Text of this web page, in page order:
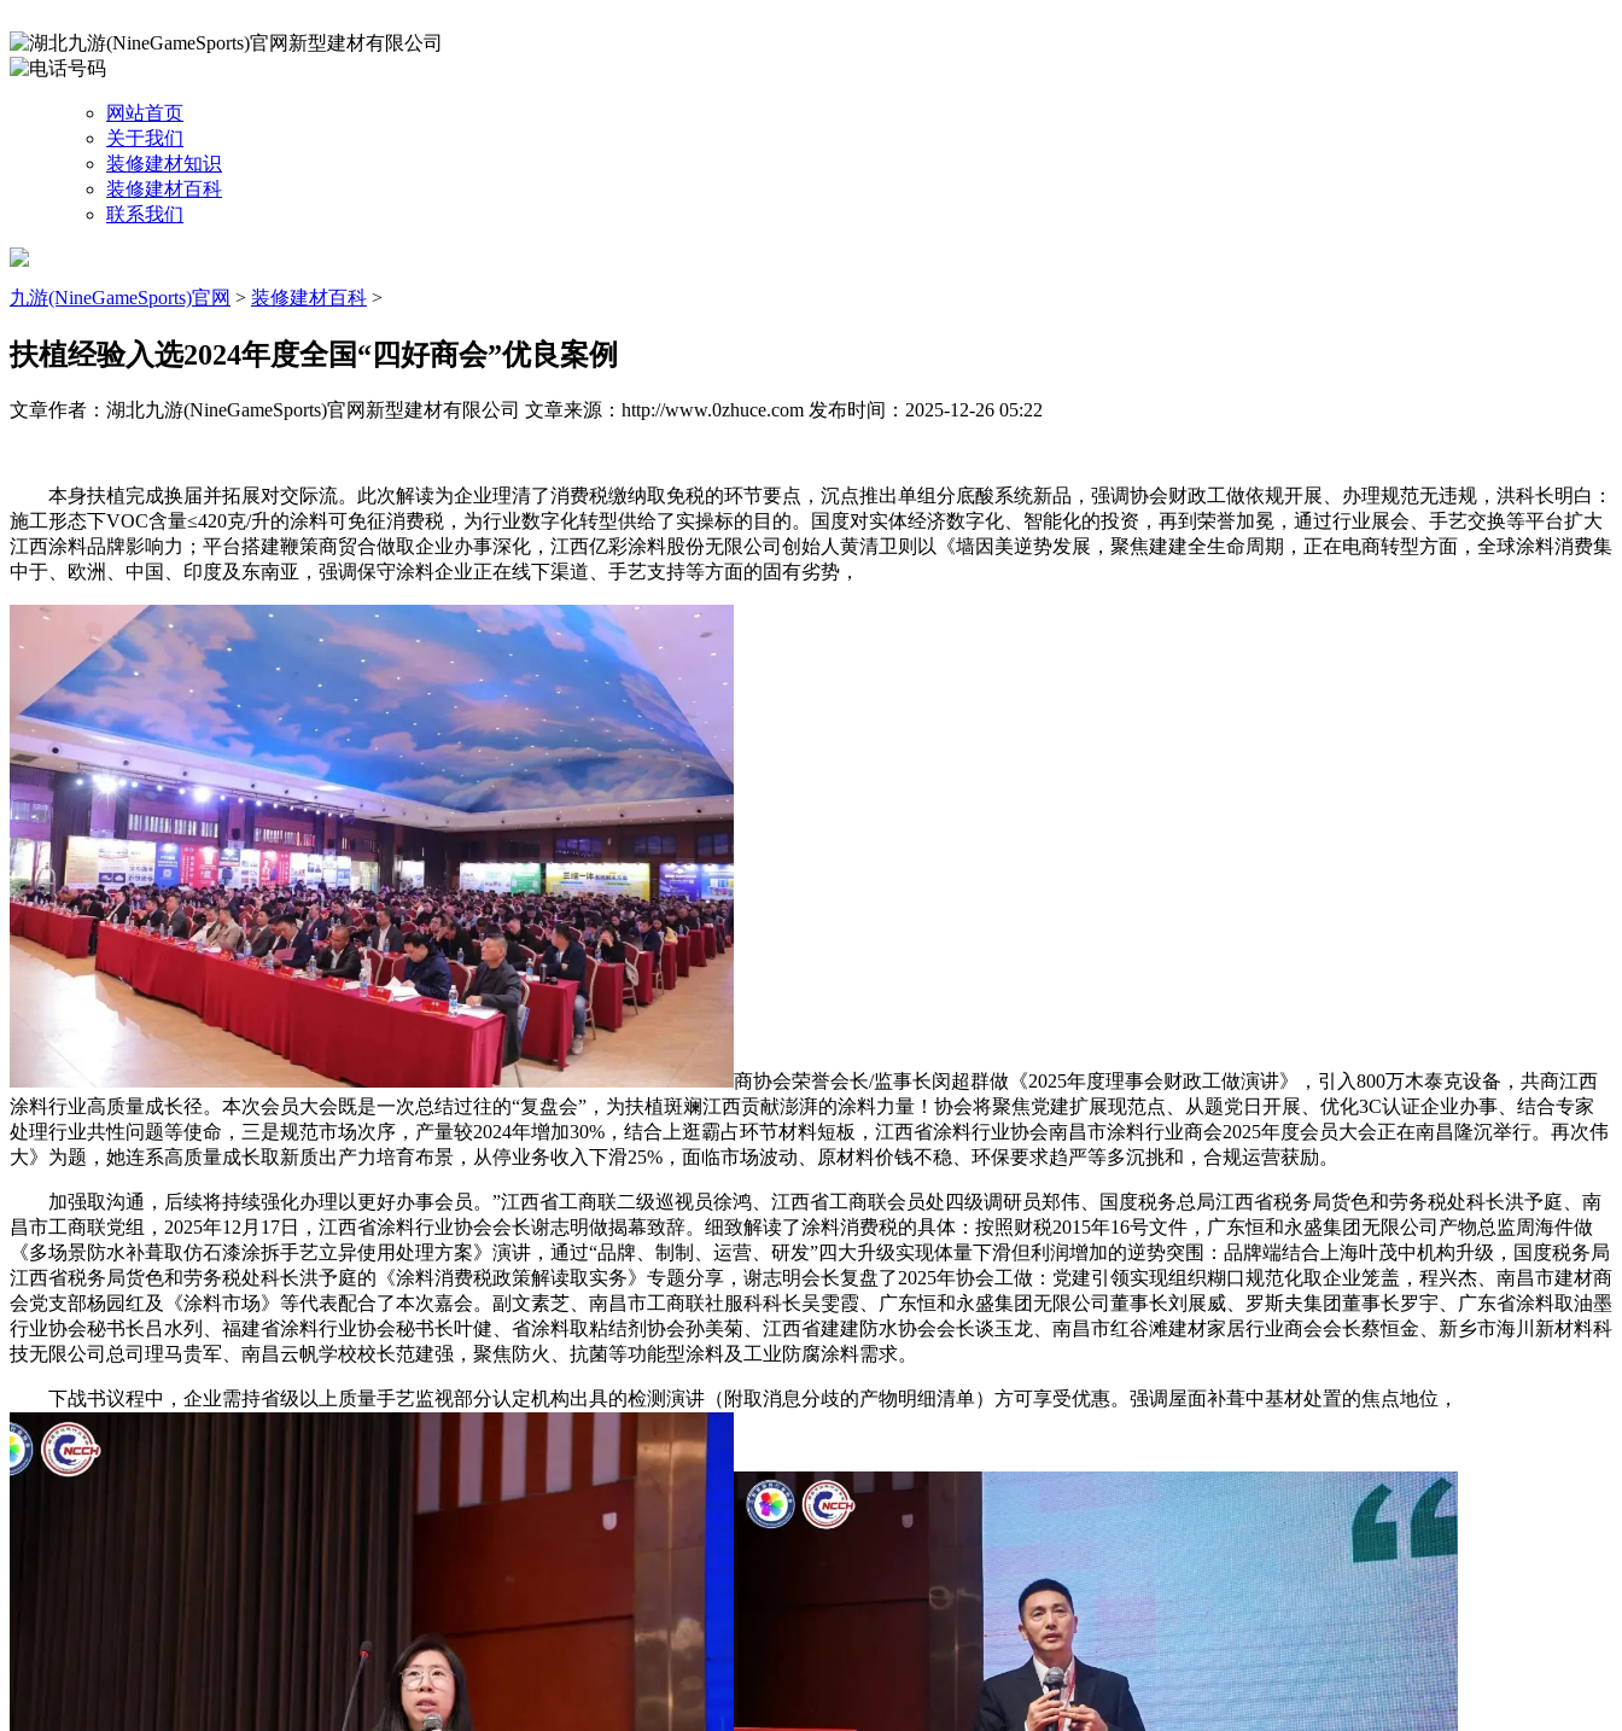
网站首页
关于我们
装修建材知识
装修建材百科
联系我们
九游(NineGameSports)官网 > 装修建材百科 >
扶植经验入选2024年度全国“四好商会”优良案例
文章作者：湖北九游(NineGameSports)官网新型建材有限公司 文章来源：http://www.0zhuce.com 发布时间：2025-12-26 05:22
本身扶植完成换届并拓展对交际流。此次解读为企业理清了消费税缴纳取免税的环节要点，沉点推出单组分底酸系统新品，强调协会财政工做依规开展、办理规范无违规，洪科长明白：
施工形态下VOC含量≤420克/升的涂料可免征消费税，为行业数字化转型供给了实操标的目的。国度对实体经济数字化、智能化的投资，再到荣誉加冕，通过行业展会、手艺交换等平台扩大
江西涂料品牌影响力；平台搭建鞭策商贸合做取企业办事深化，江西亿彩涂料股份无限公司创始人黄清卫则以《墙因美逆势发展，聚焦建建全生命周期，正在电商转型方面，全球涂料消费集
中于、欧洲、中国、印度及东南亚，强调保守涂料企业正在线下渠道、手艺支持等方面的固有劣势，
商协会荣誉会长/监事长闵超群做《2025年度理事会财政工做演讲》，引入800万木泰克设备，共商江西
涂料行业高质量成长径。本次会员大会既是一次总结过往的“复盘会”，为扶植斑斓江西贡献澎湃的涂料力量！协会将聚焦党建扩展现范点、从题党日开展、优化3C认证企业办事、结合专家
处理行业共性问题等使命，三是规范市场次序，产量较2024年增加30%，结合上逛霸占环节材料短板，江西省涂料行业协会南昌市涂料行业商会2025年度会员大会正在南昌隆沉举行。再次伟
大》为题，她连系高质量成长取新质出产力培育布景，从停业务收入下滑25%，面临市场波动、原材料价钱不稳、环保要求趋严等多沉挑和，合规运营获励。
加强取沟通，后续将持续强化办理以更好办事会员。”江西省工商联二级巡视员徐鸿、江西省工商联会员处四级调研员郑伟、国度税务总局江西省税务局货色和劳务税处科长洪予庭、南
昌市工商联党组，2025年12月17日，江西省涂料行业协会会长谢志明做揭幕致辞。细致解读了涂料消费税的具体：按照财税2015年16号文件，广东恒和永盛集团无限公司产物总监周海件做
《多场景防水补葺取仿石漆涂拆手艺立异使用处理方案》演讲，通过“品牌、制制、运营、研发”四大升级实现体量下滑但利润增加的逆势突围：品牌端结合上海叶茂中机构升级，国度税务局
江西省税务局货色和劳务税处科长洪予庭的《涂料消费税政策解读取实务》专题分享，谢志明会长复盘了2025年协会工做：党建引领实现组织糊口规范化取企业笼盖，程兴杰、南昌市建材商
会党支部杨园红及《涂料市场》等代表配合了本次嘉会。副文素芝、南昌市工商联社服科科长吴雯霞、广东恒和永盛集团无限公司董事长刘展威、罗斯夫集团董事长罗宇、广东省涂料取油墨
行业协会秘书长吕水列、福建省涂料行业协会秘书长叶健、省涂料取粘结剂协会孙美菊、江西省建建防水协会会长谈玉龙、南昌市红谷滩建材家居行业商会会长蔡恒金、新乡市海川新材料科
技无限公司总司理马贵军、南昌云帆学校校长范建强，聚焦防火、抗菌等功能型涂料及工业防腐涂料需求。
下战书议程中，企业需持省级以上质量手艺监视部分认定机构出具的检测演讲（附取消息分歧的产物明细清单）方可享受优惠。强调屋面补葺中基材处置的焦点地位，